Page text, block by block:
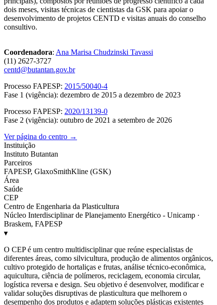
dois meses, visitas técnicas de cientistas da GSK para apoiar o
desenvolvimento de projetos CENTD e visitas anuais do conselho
consultivo.
Coordenadora: Ana Marisa Chudzinski Tavassi
(11) 2627-3727
centd@butantan.gov.br
Processo FAPESP: 2015/50040-4
Fase 1 (vigência): dezembro de 2015 a dezembro de 2023
Processo FAPESP: 2020/13139-0
Fase 2 (vigência): outubro de 2021 a setembro de 2026
Ver página do centro →
Instituição
Instituto Butantan
Parceiros
FAPESP, GlaxoSmithKline (GSK)
Área
Saúde
CEP
Centro de Engenharia da Plasticultura
Núcleo Interdisciplinar de Planejamento Energético - Unicamp ·
Braskem, FAPESP
▾
O CEP é um centro multidisciplinar que reúne especialistas de
diferentes áreas, como silvicultura, produção de alimentos orgânicos,
cultivo protegido de hortaliças e frutas, análise técnico-econômica,
aquicultura, ciência de polímeros, reciclagem, economia circular,
logística reversa e design. Seu objetivo é desenvolver, modificar e
validar soluções disruptivas de plasticultura que melhorem o
desempenho dos produtos e adaptem soluções plásticas existentes